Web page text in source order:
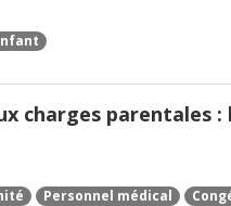
charges parentales
Personnel médical